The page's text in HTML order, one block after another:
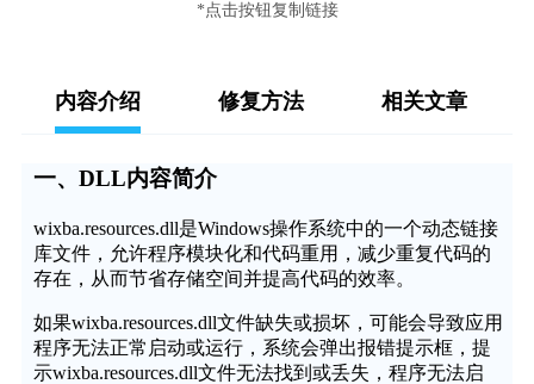
*点击按钮复制链接
内容介绍 修复方法 相关文章
一、DLL内容简介
wixba.resources.dll是Windows操作系统中的一个动态链接
库文件，允许程序模块化和代码重用，减少重复代码的
存在，从而节省存储空间并提高代码的效率。
如果wixba.resources.dll文件缺失或损坏，可能会导致应用
程序无法正常启动或运行，系统会弹出报错提示框，提
示wixba.resources.dll文件无法找到或丢失，程序无法启